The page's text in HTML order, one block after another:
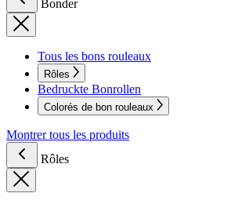
Bonder
Tous les bons rouleaux
Rôles
Bedruckte Bonrollen
Colorés de bon rouleaux
Montrer tous les produits
Rôles